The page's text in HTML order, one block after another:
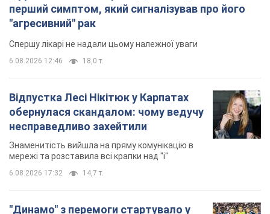
несправедливо захейтили
Знаменитість вийшла на пряму комунікацію в
кваліфікації Ліги конференцій. Відео
Матч відбувся в Любліні
10 годин тому 3,0 т.